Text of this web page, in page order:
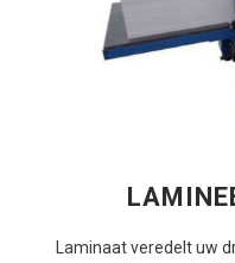
Laminaat veredelt uw